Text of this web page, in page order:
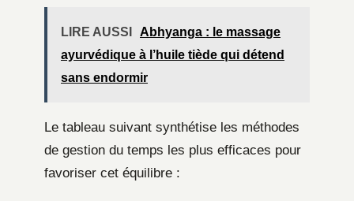
LIRE AUSSI
Abhyanga : le massage
ayurvédique à l’huile tiède qui détend
sans endormir
Le tableau suivant synthétise les méthodes
de gestion du temps les plus efficaces pour
favoriser cet équilibre :